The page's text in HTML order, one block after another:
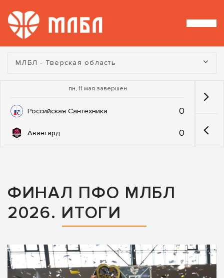
Турнир:
МЛБЛ - Тверская область
пн, 11 мая завершен
Российская Сантехника 0
Авангард 0
ФИНАЛ ПФО МЛБЛ
2026. ИТОГИ